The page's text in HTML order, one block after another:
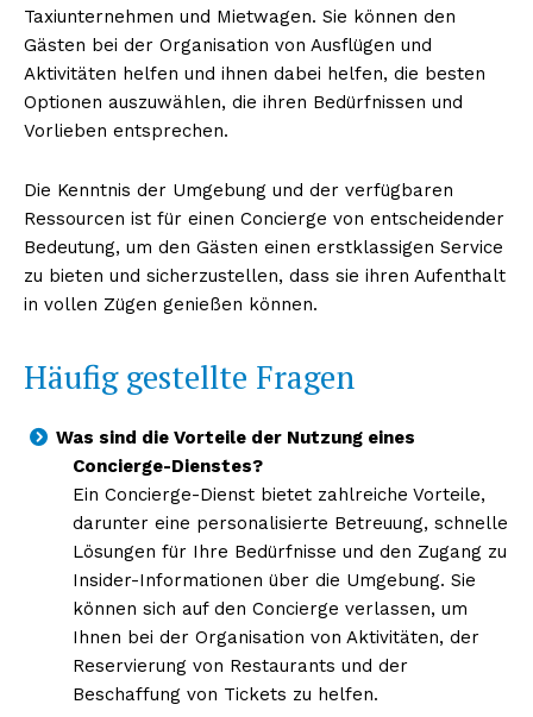
Erhalte unseren
Taxiunternehmen und Mietwagen. Sie können den
Gästen bei der Organisation von Ausflügen und
Aktivitäten helfen und ihnen dabei helfen, die besten
Optionen auszuwählen, die ihren Bedürfnissen und
Vorlieben entsprechen.
Die Kenntnis der Umgebung und der verfügbaren
Ressourcen ist für einen Concierge von entscheidender
Bedeutung, um den Gästen einen erstklassigen Service
zu bieten und sicherzustellen, dass sie ihren Aufenthalt
in vollen Zügen genießen können.
Häufig gestellte Fragen
Was sind die Vorteile der Nutzung eines
Concierge-Dienstes?
Ein Concierge-Dienst bietet zahlreiche Vorteile,
darunter eine personalisierte Betreuung, schnelle
Lösungen für Ihre Bedürfnisse und den Zugang zu
Insider-Informationen über die Umgebung. Sie
können sich auf den Concierge verlassen, um
Ihnen bei der Organisation von Aktivitäten, der
Reservierung von Restaurants und der
Beschaffung von Tickets zu helfen.